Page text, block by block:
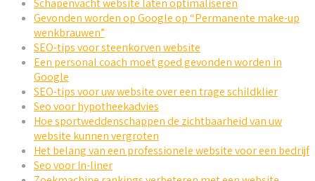
Schapenvacht website laten optimaliseren
Gevonden worden op Google op “Permanente make-up
wenkbrauwen”
SEO-tips voor steenkorven website
Een personal coach moet goed gevonden worden in
Google
SEO-tips voor uw website over een trage schildklier
Seo voor hypotheekadvies
Hoe sportweddenschappen de zichtbaarheid van uw
website kunnen vergroten
Het belang van een professionele website voor een bedrijf
Seo voor In-liner